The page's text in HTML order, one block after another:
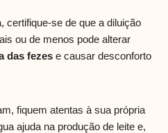
certifique-se de que a diluição
ou de menos pode alterar
das fezes e causar desconforto
fiquem atentas à sua própria
ajuda na produção de leite e,